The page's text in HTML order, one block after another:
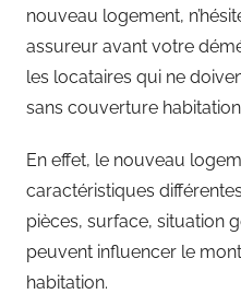
nouveau logement,
assureur avant votre
les locataires qui ne
sans couverture
En effet, le nouveau
caractéristiques
pièces, surface, situation
peuvent influencer le
habitation.